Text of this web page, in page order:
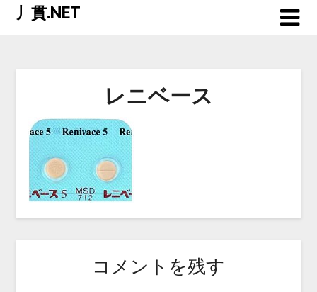
Skip丿貫.NET
レニベース
コメントを残す